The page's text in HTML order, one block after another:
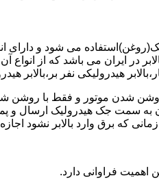
می شود و دارای
در ایران می باشد که از انواع
هیدرولیکی نفر بر،بالابر
روشن شدن موتور و فقط با
جک هیدرولیک ارسال و
که برق وارد بالابر نشود اجازه
اهمیت فراوانی دارد.